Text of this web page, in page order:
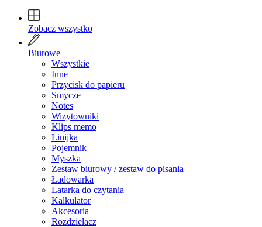
Zobacz wszystko
Biurowe
Wszystkie
Inne
Przycisk do papieru
Smycze
Notes
Wizytowniki
Klips memo
Linijka
Pojemnik
Myszka
Zestaw biurowy / zestaw do pisania
Ładowarka
Latarka do czytania
Kalkulator
Akcesoria
Rozdzielacz